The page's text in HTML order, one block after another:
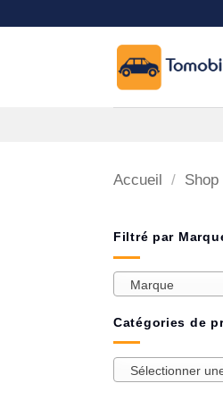
au
Accueil / Shop
Filtré par
Marque
Catégories de
Sélectionner